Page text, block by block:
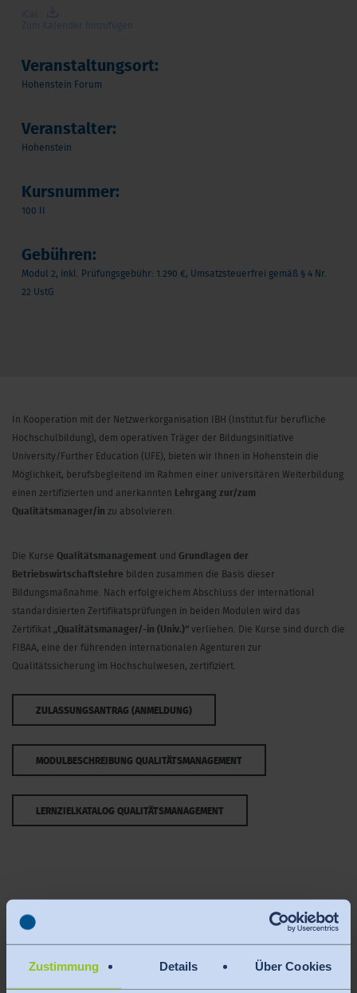
Zustimmung Details Über Cookies
Veranstaltungsort:
Hohenstein Forum
Veranstalter:
Hohenstein
Kursnummer:
100 II
Gebühren:
Modul 2, inkl. Prüfungsgebühr: 1.290 €, Umsatzsteuerfrei gemäß § 4 Nr.
22 UstG
In Kooperation mit der Netzwerkorganisation IBH (Institut für berufliche
Hochschulbildung), dem operativen Träger der Bildungsinitiative
University/Further Education (UFE), bieten wir Ihnen in Hohenstein die
Möglichkeit, berufsbegleitend im Rahmen einer universitären Weiterbildung
einen zertifizierten und anerkannten
Lehrgang zur/zum
Qualitätsmanager/in zu absolvieren.
Die Kurse Qualitätsmanagement und Grundlagen der
Betriebswirtschaftslehre bilden zusammen die Basis dieser
Bildungsmaßnahme. Nach erfolgreichem Abschluss der international
standardisierten Zertifikatsprüfungen in beiden Modulen wird das
Zertifikat „Qualitätsmanager/-in (Univ.)“ verliehen. Die Kurse sind durch die
FIBAA, eine der führenden internationalen Agenturen zur
Qualitätssicherung im Hochschulwesen, zertifiziert.
ZULASSUNGSANTRAG (ANMELDUNG)
MODULBESCHREIBUNG QUALITÄTSMANAGEMENT
LERNZIELKATALOG QUALITÄTSMANAGEMENT
Die Module "Qualitätsmanagement" und
"Betriebswirtschaftslehre" sind unabhängig
voneinander.